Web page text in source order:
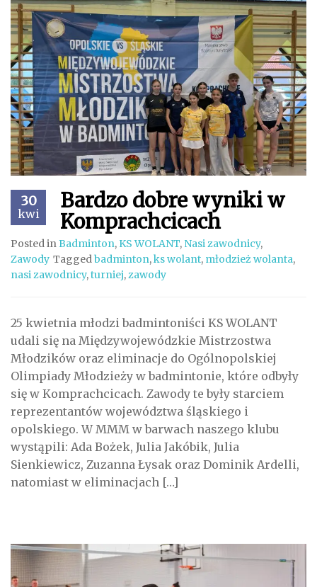
30
kwi
Bardzo dobre wyniki w
Komprachcicach
Posted inBadminton, KS WOLANT, Nasi zawodnicy,
Zawody Taggedbadminton,ks wolant, młodzież wolanta,
nasi zawodnicy,turniej,zawody
25 kwietnia młodzi badmintoniści KS WOLANT
udali się na Międzywojewódzkie Mistrzostwa
Młodzików oraz eliminacje do Ogólnopolskiej
Olimpiady Młodzieży w badmintonie, które odbyły
się w Komprachcicach. Zawody te były starciem
reprezentantów województwa śląskiego i
opolskiego. W MMM w barwach naszego klubu
wystąpili: Ada Bożek, Julia Jakóbik, Julia
Sienkiewicz, Zuzanna Łysak oraz Dominik Ardelli,
natomiast w eliminacjach […]